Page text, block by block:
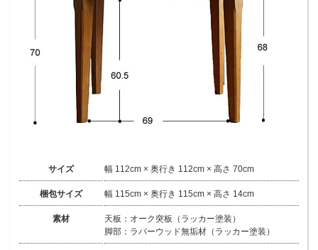
サイズ 幅 112cm × 奥行き 112cm × 高さ 70cm
梱包サイズ 幅 115cm × 奥行き 115cm × 高さ 14cm
素材
天板：オーク突板（ラッカー塗装）
脚部：ラバーウッド無垢材（ラッカー塗装）